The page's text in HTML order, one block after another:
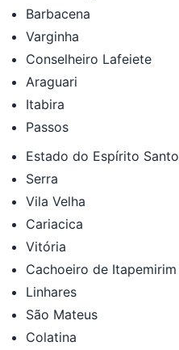
Barbacena
Varginha
Conselheiro Lafeiete
Araguari
Itabira
Passos
Estado do Espírito Santo
Serra
Vila Velha
Cariacica
Vitória
Cachoeiro de Itapemirim
Linhares
São Mateus
Colatina